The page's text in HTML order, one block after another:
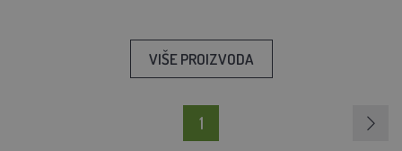
VIŠE PROIZVODA
1